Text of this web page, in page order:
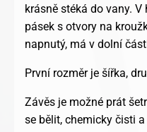
krásně stéká do vany.
pásek s otvory na
napnutý, má v dolní
První rozměr je šířka,
Závěs je možné prát
se bělit, chemicky čisti